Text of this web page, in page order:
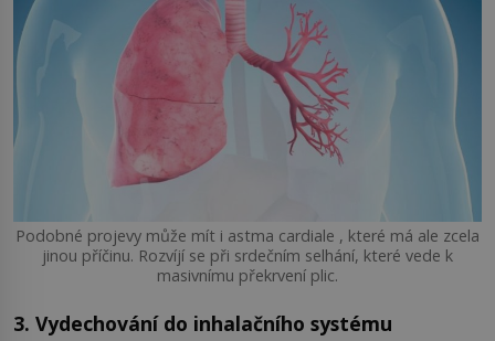
Podobné projevy může mít i astma cardiale , které má ale zcela
jinou příčinu. Rozvíjí se při srdečním selhání, které vede k
masivnímu překrvení plic.
3. Vydechování do inhalačního systému